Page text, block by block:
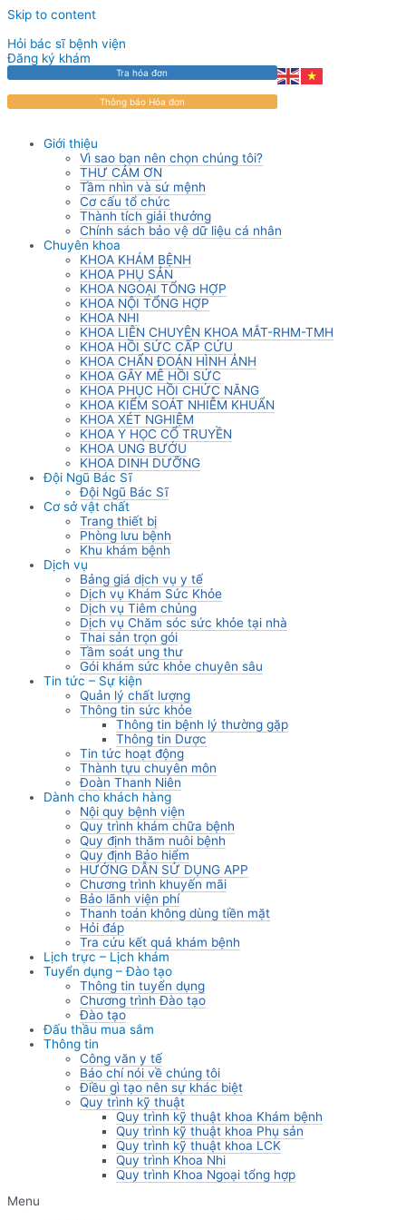
Skip to content
Hỏi bác sĩ bệnh viện
Đăng ký khám
Tra hóa đơn
Thông báo Hóa đơn
Giới thiệu
Vì sao bạn nên chọn chúng tôi?
THƯ CẢM ƠN
Tầm nhìn và sứ mệnh
Cơ cấu tổ chức
Thành tích giải thưởng
Chính sách bảo vệ dữ liệu cá nhân
Chuyên khoa
KHOA KHÁM BỆNH
KHOA PHỤ SẢN
KHOA NGOẠI TỔNG HỢP
KHOA NỘI TỔNG HỢP
KHOA NHI
KHOA LIÊN CHUYÊN KHOA MẮT-RHM-TMH
KHOA HỒI SỨC CẤP CỨU
KHOA CHẨN ĐOÁN HÌNH ẢNH
KHOA GÂY MÊ HỒI SỨC
KHOA PHỤC HỒI CHỨC NĂNG
KHOA KIỂM SOÁT NHIỄM KHUẨN
KHOA XÉT NGHIỆM
KHOA Y HỌC CỔ TRUYỀN
KHOA UNG BƯỚU
KHOA DINH DƯỠNG
Đội Ngũ Bác Sĩ
Đội Ngũ Bác Sĩ
Cơ sở vật chất
Trang thiết bị
Phòng lưu bệnh
Khu khám bệnh
Dịch vụ
Bảng giá dịch vụ y tế
Dịch vụ Khám Sức Khỏe
Dịch vụ Tiêm chủng
Dịch vụ Chăm sóc sức khỏe tại nhà
Thai sản trọn gói
Tầm soát ung thư
Gói khám sức khỏe chuyên sâu
Tin tức – Sự kiện
Quản lý chất lượng
Thông tin sức khỏe
Thông tin bệnh lý thường gặp
Thông tin Dược
Tin tức hoạt động
Thành tựu chuyên môn
Đoàn Thanh Niên
Dành cho khách hàng
Nội quy bệnh viện
Quy trình khám chữa bệnh
Quy định thăm nuôi bệnh
Quy định Bảo hiểm
HƯỚNG DẪN SỬ DỤNG APP
Chương trình khuyến mãi
Bảo lãnh viện phí
Thanh toán không dùng tiền mặt
Hỏi đáp
Tra cứu kết quả khám bệnh
Lịch trực – Lịch khám
Tuyển dụng – Đào tạo
Thông tin tuyển dụng
Chương trình Đào tạo
Đào tạo
Đấu thầu mua sắm
Thông tin
Công văn y tế
Báo chí nói về chúng tôi
Điều gì tạo nên sự khác biệt
Quy trình kỹ thuật
Quy trình kỹ thuật khoa Khám bệnh
Quy trình kỹ thuật khoa Phụ sản
Quy trình kỹ thuật khoa LCK
Quy trình Khoa Nhi
Quy trình Khoa Ngoại tổng hợp
Menu